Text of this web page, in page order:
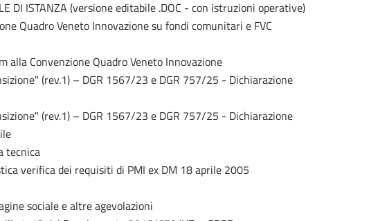
DI ISTANZA (versione editabile .DOC - con istruzioni operative)
Quadro Veneto Innovazione su fondi comunitari e FVC
alla Convenzione Quadro Veneto Innovazione
(rev.1) – DGR 1567/23 e DGR 757/25 - Dichiarazione
(rev.1) – DGR 1567/23 e DGR 757/25 - Dichiarazione
tecnica
verifica dei requisiti di PMI ex DM 18 aprile 2005
sociale e altre agevolazioni